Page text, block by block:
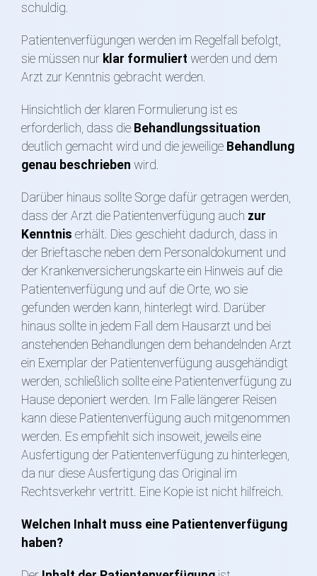
schuldig.
Patientenverfügungen werden im Regelfall befolgt,
sie müssen nur klar formuliert werden und dem
Arzt zur Kenntnis gebracht werden.
Hinsichtlich der klaren Formulierung ist es
erforderlich, dass die Behandlungssituation
deutlich gemacht wird und die jeweilige Behandlung
genau beschrieben wird.
Darüber hinaus sollte Sorge dafür getragen werden,
dass der Arzt die Patientenverfügung auch zur
Kenntnis erhält. Dies geschieht dadurch, dass in
der Brieftasche neben dem Personaldokument und
der Krankenversicherungskarte ein Hinweis auf die
Patientenverfügung und auf die Orte, wo sie
gefunden werden kann, hinterlegt wird. Darüber
hinaus sollte in jedem Fall dem Hausarzt und bei
anstehenden Behandlungen dem behandelnden Arzt
ein Exemplar der Patientenverfügung ausgehändigt
werden, schließlich sollte eine Patientenverfügung zu
Hause deponiert werden. Im Falle längerer Reisen
kann diese Patientenverfügung auch mitgenommen
werden. Es empfiehlt sich insoweit, jeweils eine
Ausfertigung der Patientenverfügung zu hinterlegen,
da nur diese Ausfertigung das Original im
Rechtsverkehr vertritt. Eine Kopie ist nicht hilfreich.
Welchen Inhalt muss eine Patientenverfügung
haben?